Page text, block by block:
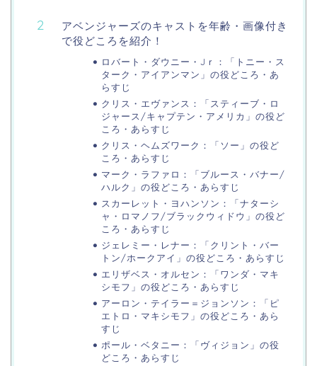
アベンジャーズのキャストを年齢・画像付き
で役どころを紹介！
ロバート・ダウニー・Jｒ：「トニー・ス
ターク・アイアンマン」の役どころ・あ
らすじ
クリス・エヴァンス：「スティーブ・ロ
ジャース/キャプテン・アメリカ」の役ど
ころ・あらすじ
クリス・ヘムズワーク：「ソー」の役ど
ころ・あらすじ
マーク・ラファロ：「ブルース・バナー/
ハルク」の役どころ・あらすじ
スカーレット・ヨハンソン：「ナターシ
ャ・ロマノフ/ブラックウィドウ」の役ど
ころ・あらすじ
ジェレミー・レナー：「クリント・バー
トン/ホークアイ」の役どころ・あらすじ
エリザベス・オルセン：「ワンダ・マキ
シモフ」の役どころ・あらすじ
アーロン・テイラー＝ジョンソン：「ピ
エトロ・マキシモフ」の役どころ・あら
すじ
ポール・ベタニー：「ヴィジョン」の役
どころ・あらすじ